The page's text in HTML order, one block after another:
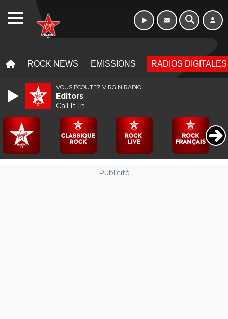
ROCK NEWS EMISSIONS RADIOS DIGITALES
Publicité
VOUS ÉCOUTEZ VIRGIN RADIO
Editors
Call It In
WEBRADIO 10h - 13h